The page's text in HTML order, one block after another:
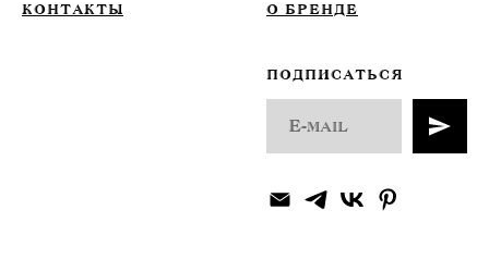
КОНТАКТЫ О БРЕНДЕ
ПОДПИСАТЬСЯ